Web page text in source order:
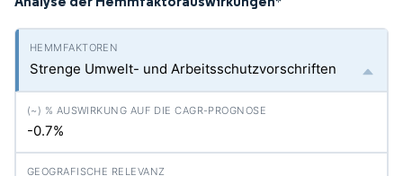
Strenge Umwelt- und Arbeitsschutzvorschriften
-0.7%